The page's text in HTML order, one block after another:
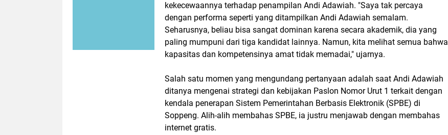
kekecewaannya terhadap penampilan Andi Adawiah. "Saya tak percaya
dengan performa seperti yang ditampilkan Andi Adawiah semalam.
Seharusnya, beliau bisa sangat dominan karena secara akademik, dia yang
paling mumpuni dari tiga kandidat lainnya. Namun, kita melihat semua bahwa
kapasitas dan kompetensinya amat tidak memadai," ujarnya.
Salah satu momen yang mengundang pertanyaan adalah saat Andi Adawiah
ditanya mengenai strategi dan kebijakan Paslon Nomor Urut 1 terkait dengan
kendala penerapan Sistem Pemerintahan Berbasis Elektronik (SPBE) di
Soppeng. Alih-alih membahas SPBE, ia justru menjawab dengan membahas
internet gratis.